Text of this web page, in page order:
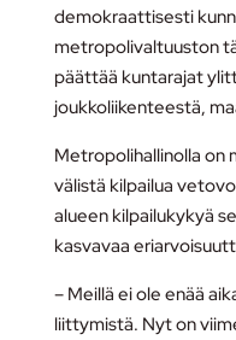
demokraattisesti
metropolivaltuuston
päättää kuntarajat
joukkoliikenteestä,
Metropolihallinolla on
välistä kilpailua
alueen kilpailukykyä
kasvavaa
– Meillä ei ole enää
liittymistä. Nyt on